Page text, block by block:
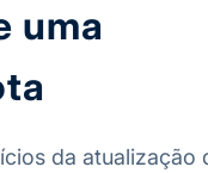
uma
da atualização